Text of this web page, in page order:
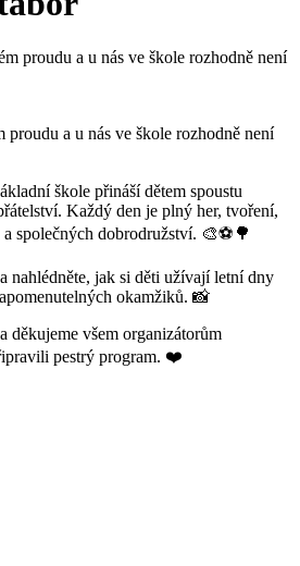
proudu a u nás ve škole rozhodně není
a u nás ve škole rozhodně není
škole přináší dětem spoustu
Každý den je plný her, tvoření,
společných dobrodružství. 🎨⚽🌳
nahlédněte, jak si děti užívají letní dny
okamžiků. 📸
děkujeme všem organizátorům
pestrý program. ❤️